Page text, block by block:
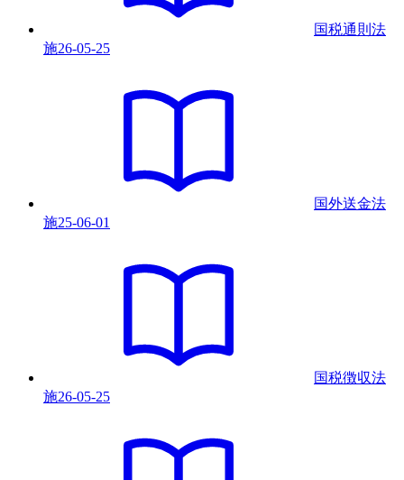
国税通則法
施26-05-25
国外送金法
施25-06-01
国税徴収法
施26-05-25